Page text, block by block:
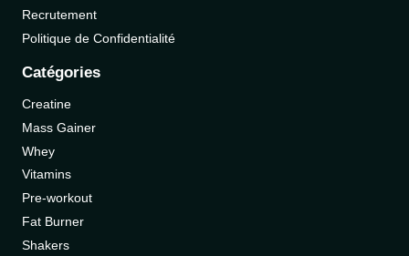
Recrutement
Politique de Confidentialité
Catégories
Creatine
Mass Gainer
Whey
Vitamins
Pre-workout
Fat Burner
Shakers